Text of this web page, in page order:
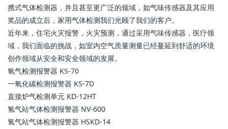
携式气体检测器，并且甚至更广泛的领域，如气味传感器及其应用
奖品的成立后，家用气体检测我们光顾了我们的客户。
近年来，住宅火灾报警，火灾预测，通过采用气味传感器，医疗领
域，我们面临的挑战，如室内空气质量测量已经蔓延到舒适的环境
创作领域从安全和安全领域的发展。
氧气检测报警器 KS-70
一氧化碳检测报警器 KS-7D
直接炉气检测单元 KD-12HT
氢气站气体检测报警器 NV-600
氢气站气体检测报警器 HSKD-14